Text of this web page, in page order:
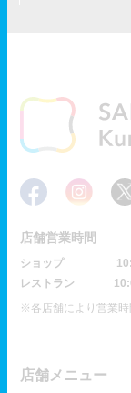
店舗営業時間
ショップ
レストラン
※各店舗により営業時
店舗メニュー